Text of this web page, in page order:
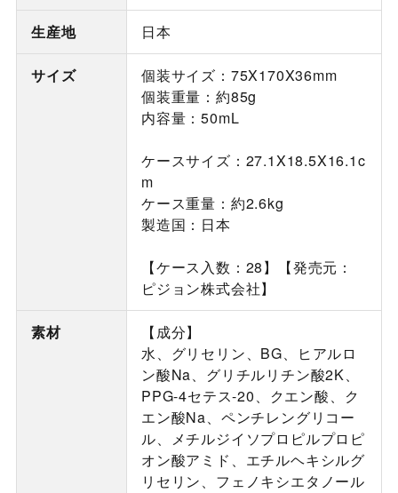
生産地 日本
サイズ
個装サイズ：75X170X36mm
個装重量：約85g
内容量：50mL
ケースサイズ：27.1X18.5X16.1c
m
ケース重量：約2.6kg
製造国：日本
【ケース入数：28】【発売元：
ピジョン株式会社】
素材
【成分】
水、グリセリン、BG、ヒアルロ
ン酸Na、グリチルリチン酸2K、
PPG-4セテス-20、クエン酸、ク
エン酸Na、ペンチレングリコー
ル、メチルジイソプロピルプロピ
オン酸アミド、エチルヘキシルグ
リセリン、フェノキシエタノール